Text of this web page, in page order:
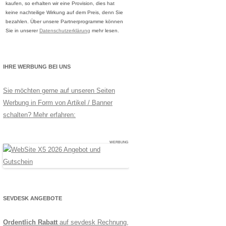
kaufen, so erhalten wir eine Provision, dies hat
keine nachteilige Wirkung auf dem Preis, denn Sie
bezahlen. Über unsere Partnerprogramme können
Sie in unsererDatenschutzerklärung mehr lesen.
IHRE WERBUNG BEI UNS
Sie möchten gerne auf unseren Seiten
Werbung in Form von Artikel / Banner
schalten? Mehr erfahren:
WERBUNG
SEVDESK ANGEBOTE
Ordentlich Rabatt auf sevdesk Rechnung,